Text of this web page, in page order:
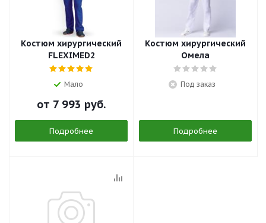
Костюм хирургический
FLEXIMED2
Мало
от 7 993 руб.
Подробнее
Костюм хирургический
Омела
Под заказ
Подробнее